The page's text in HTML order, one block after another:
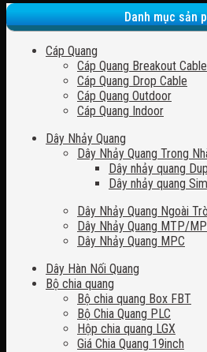
Danh mục sản
Cáp Quang
Cáp Quang Breakout Cable
Cáp Quang Drop Cable
Cáp Quang Outdoor
Cáp Quang Indoor
Dây Nhảy Quang
Dây Nhảy Quang Trong
Dây nhảy quang
Dây nhảy quang
Dây Nhảy Quang Ngoài
Dây Nhảy Quang MTP/
Dây Nhảy Quang MPC
Dây Hàn Nối Quang
Bộ chia quang
Bộ chia quang Box FBT
Bộ Chia Quang PLC
Hộp chia quang LGX
Giá Chia Quang 19inch